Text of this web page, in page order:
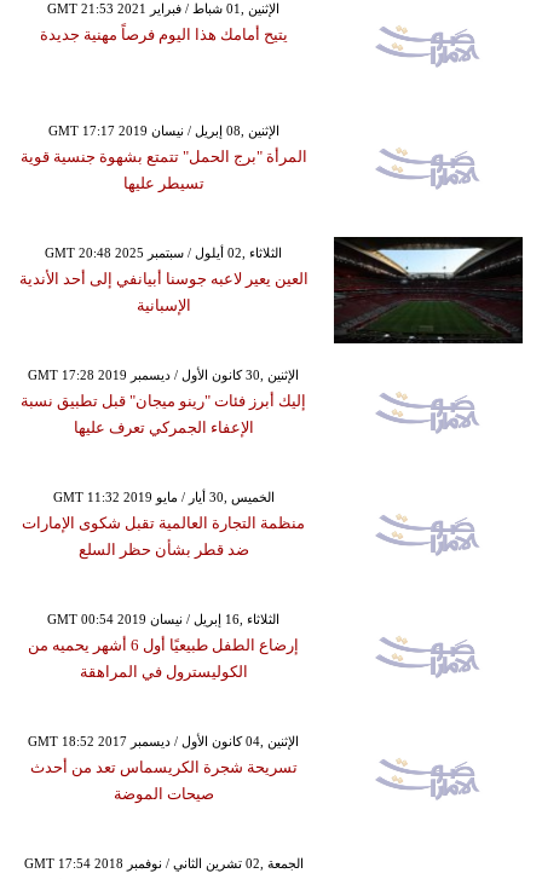
GMT 21:53 2021 الإثنين ,01 شباط / فبراير
يتيح أمامك هذا اليوم فرصاً مهنية جديدة
GMT 17:17 2019 الإثنين ,08 إبريل / نيسان
المرأة "برج الحمل" تتمتع بشهوة جنسية قوية
تسيطر عليها
GMT 20:48 2025 الثلاثاء ,02 أيلول / سبتمبر
العين يعير لاعبه جوسنا أبيانفي إلى أحد الأندية
الإسبانية
GMT 17:28 2019 الإثنين ,30 كانون الأول / ديسمبر
إليك أبرز فئات "رينو ميجان" قبل تطبيق نسبة
الإعفاء الجمركي تعرف عليها
GMT 11:32 2019 الخميس ,30 أيار / مايو
منظمة التجارة العالمية تقبل شكوى الإمارات
ضد قطر بشأن حظر السلع
GMT 00:54 2019 الثلاثاء ,16 إبريل / نيسان
إرضاع الطفل طبيعيًا أول 6 أشهر يحميه من
الكوليسترول في المراهقة
GMT 18:52 2017 الإثنين ,04 كانون الأول / ديسمبر
تسريحة شجرة الكريسماس تعد من أحدث
صيحات الموضة
GMT 17:54 2018 الجمعة ,02 تشرين الثاني / نوفمبر